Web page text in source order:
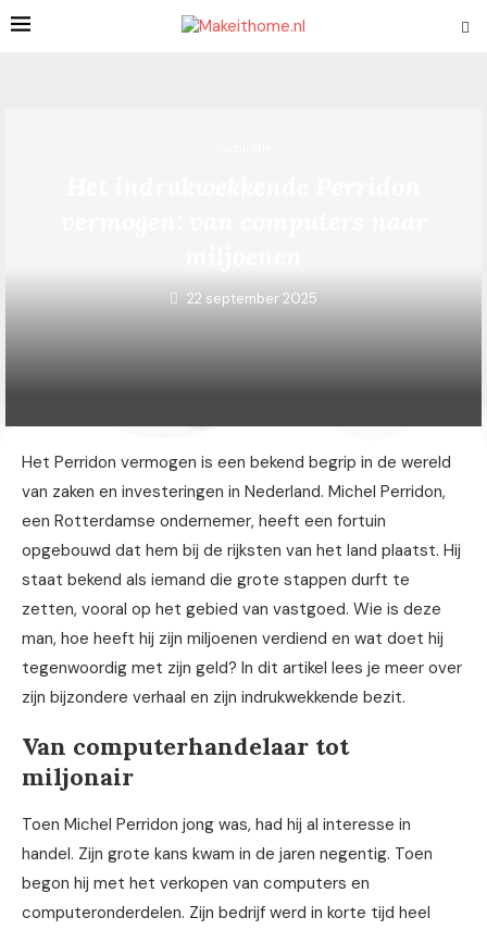
22 september 2025
Het Perridon vermogen is een bekend begrip in de wereld
van zaken en investeringen in Nederland. Michel Perridon,
een Rotterdamse ondernemer, heeft een fortuin
opgebouwd dat hem bij de rijksten van het land plaatst. Hij
staat bekend als iemand die grote stappen durft te
zetten, vooral op het gebied van vastgoed. Wie is deze
man, hoe heeft hij zijn miljoenen verdiend en wat doet hij
tegenwoordig met zijn geld? In dit artikel lees je meer over
zijn bijzondere verhaal en zijn indrukwekkende bezit.
Van computerhandelaar tot
miljonair
Toen Michel Perridon jong was, had hij al interesse in
handel. Zijn grote kans kwam in de jaren negentig. Toen
begon hij met het verkopen van computers en
computeronderdelen. Zijn bedrijf werd in korte tijd heel